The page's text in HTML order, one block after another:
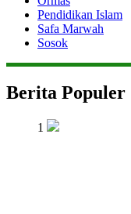
Pendidikan Islam
Safa Marwah
Sosok
Berita Populer
1